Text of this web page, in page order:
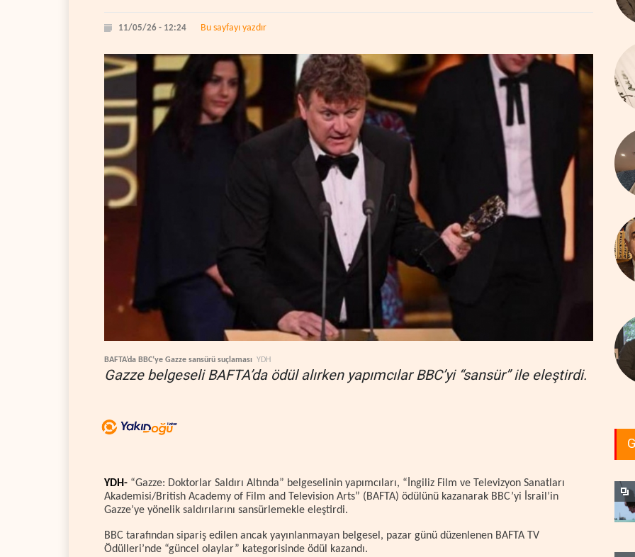
11/05/26 - 12:24 Bu sayfayı yazdır
BAFTA’da BBC’ye Gazze sansürü suçlaması YDH
Gazze belgeseli BAFTA’da ödül alırken yapımcılar BBC’yi “sansür” ile eleştirdi.
YDH- “Gazze: Doktorlar Saldırı Altında” belgeselinin yapımcıları, “İngiliz Film ve Televizyon Sanatları
Akademisi/British Academy of Film and Television Arts” (BAFTA) ödülünü kazanarak BBC’yi İsrail’in
Gazze’ye yönelik saldırılarını sansürlemekle eleştirdi.
BBC tarafından sipariş edilen ancak yayınlanmayan belgesel, pazar günü düzenlenen BAFTA TV
Ödülleri’nde “güncel olaylar” kategorisinde ödül kazandı.